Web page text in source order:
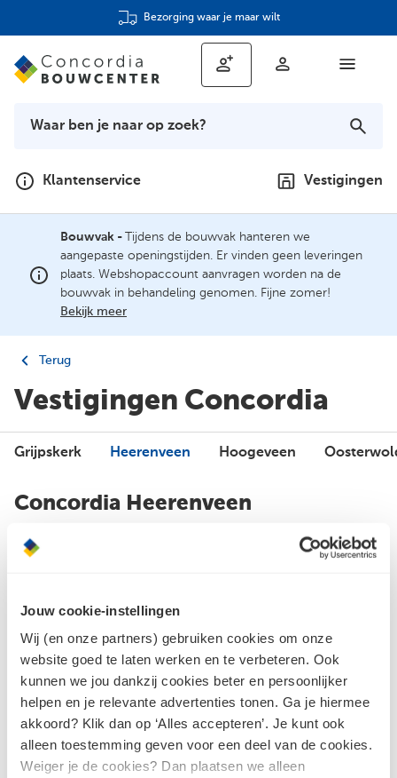
Jouw cookie-instellingen
Wij (en onze partners) gebruiken cookies om onze
website goed te laten werken en te verbeteren. Ook
kunnen we jou dankzij cookies beter en persoonlijker
helpen en je relevante advertenties tonen. Ga je hiermee
akkoord? Klik dan op ‘Alles accepteren’. Je kunt ook
alleen toestemming geven voor een deel van de cookies.
Weiger je de cookies? Dan plaatsen we alleen
Bezorging waar je maar wilt
Klantenservice Vestigingen
Bouwvak -
Tijdens de bouwvak hanteren we
aangepaste openingstijden. Er vinden geen leveringen
plaats. Webshopaccount aanvragen worden na de
bouwvak in behandeling genomen. Fijne zomer!
Bekijk meer
Terug
Vestigingen Concordia
Grijpskerk Heerenveen Hoogeveen
Concordia Heerenveen
Sanitair, Sensum Tegels, Gevelstenen, Dakpannen,
Gesloten
Showroom
Tegels, Bouwmaterialen, Badkamers, Keukens, Sanitair,
Deuren, Gevelstenen, Dakpannen, Vloeren